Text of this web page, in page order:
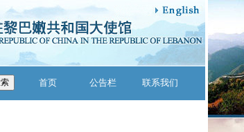
首页 公告栏 联系我们